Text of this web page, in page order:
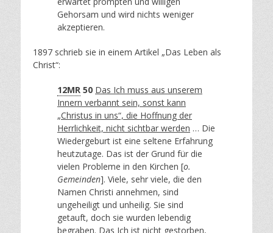
Gehorsam und wird nichts weniger
akzeptieren.
1897 schrieb sie in einem Artikel „Das Leben als
Christ“:
12MR 50 Das Ich muss aus unserem
Innern verbannt sein, sonst kann
„Christus in uns“, die Hoffnung der
Herrlichkeit, nicht sichtbar werden … Die
Wiedergeburt ist eine seltene Erfahrung
heutzutage. Das ist der Grund für die
vielen Probleme in den Kirchen [o.
Gemeinden]. Viele, sehr viele, die den
Namen Christi annehmen, sind
ungeheiligt und unheilig. Sie sind
getauft, doch sie wurden lebendig
begraben. Das Ich ist nicht gestorben,